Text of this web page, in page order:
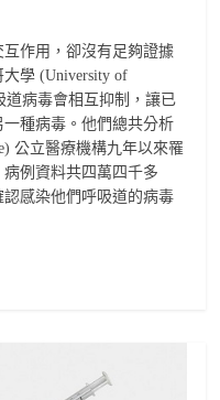
作用，卻沒有足夠證據
學 (University of
道病毒會相互抑制，讓已
種病毒。他們總共分析
公立醫療機構九年以來罹
例資料共四萬四千多
感染他們呼吸道的病毒